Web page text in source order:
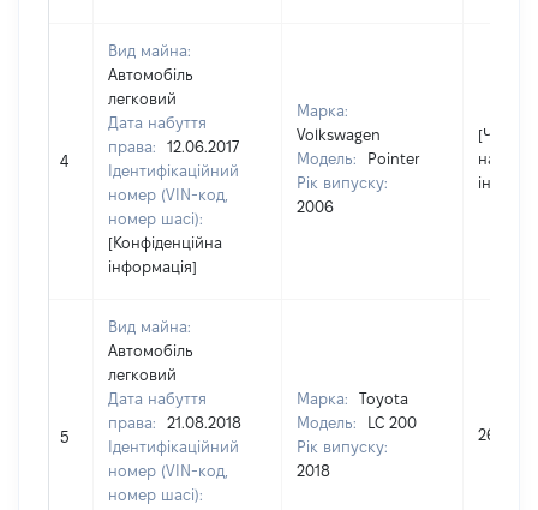
4
Вид майна:
Автомобіль
легковий
Дата набуття
права:
12.06.2017
Ідентифікаційний
номер (VIN-код,
номер шасі):
[Конфіденційна
інформація]
Марка:
Volkswagen
Модель:
Pointer
Рік випуску:
2006
[Член
надав
5
Вид майна:
Автомобіль
легковий
Дата набуття
права:
21.08.2018
Ідентифікаційний
номер (VIN-код,
номер шасі):
Марка:
Toyota
Модель:
LC 200
Рік випуску:
2018